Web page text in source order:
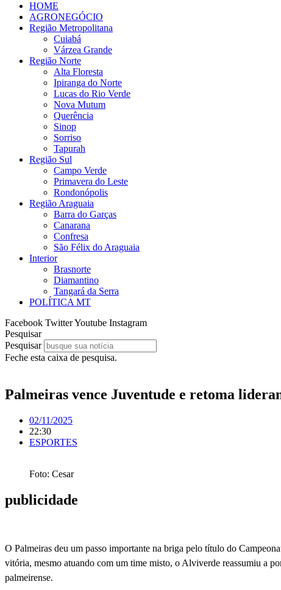
HOME
AGRONEGÓCIO
Região Metropolitana
Cuiabá
Várzea Grande
Região Norte
Alta Floresta
Ipiranga do Norte
Lucas do Rio Verde
Nova Mutum
Querência
Sinop
Sorriso
Tapurah
Região Sul
Campo Verde
Primavera do Leste
Rondonópolis
Região Araguaia
Barra do Garças
Canarana
Confresa
São Félix do Araguaia
Interior
Brasnorte
Diamantino
Tangará da Serra
POLÍTICA MT
Facebook TwitterYoutube Instagram
Pesquisar
Pesquisar
Feche esta caixa de pesquisa.
Palmeiras vence Juventude e retoma
02/11/2025
22:30
ESPORTES
Foto: Cesar
publicidade
O Palmeiras deu um passo importante na briga pelo título do
vitória, mesmo atuando com um time misto, o Alviverde reassumiu a
palmeirense.